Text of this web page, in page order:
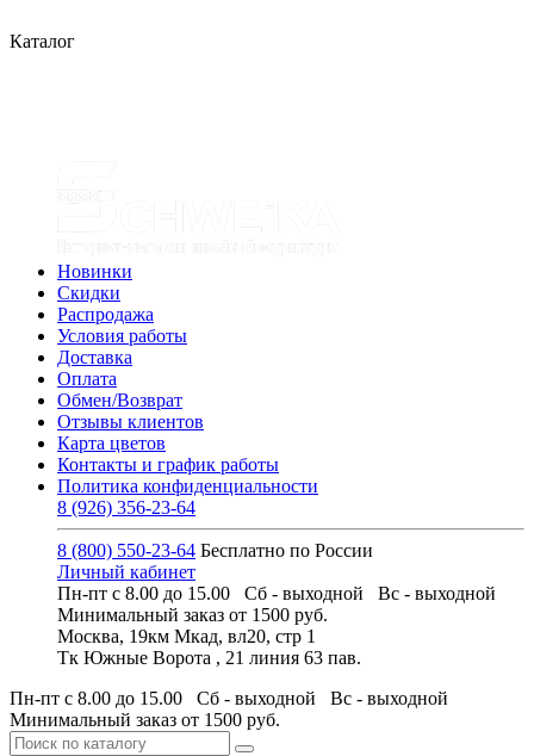
Каталог
Новинки
Скидки
Распродажа
Условия работы
Доставка
Оплата
Обмен/Возврат
Отзывы клиентов
Карта цветов
Контакты и график работы
Политика конфиденциальности
8 (926) 356-23-64
8 (800) 550-23-64 Бесплатно по России
Личный кабинет
Пн-пт с 8.00 до 15.00 Сб - выходной Вс - выходной
Минимальный заказ от 1500 руб.
Москва, 19км Мкад, вл20, стр 1
Тк Южные Ворота , 21 линия 63 пав.
Пн-пт с 8.00 до 15.00 Сб - выходной Вс - выходной
Минимальный заказ от 1500 руб.